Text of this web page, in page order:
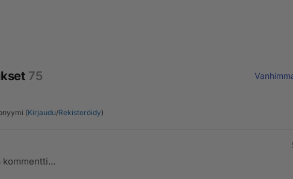
75
(Kirjaudu/Rekisteröidy)